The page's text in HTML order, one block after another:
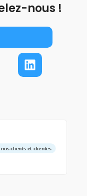
nous !
nos clients et clientes